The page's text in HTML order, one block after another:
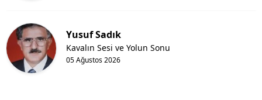
Yusuf Sadık
05 Ağustos 2026
Kavalın Sesi ve Yolun Sonu